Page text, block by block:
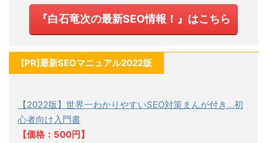
『白石竜次の最新SEO情報！』はこちら
[PR]最新SEOマニュアル2022版
【2022版】世界一わかりやすいSEO対策まんが付き…初
心者向け入門書
【価格：500円】